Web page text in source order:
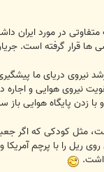
متفاوتی در مورد
ها قرار گرفته است.
رشد نیروی دریای ما
نیروی هوایی و
زدن پایگاه هوایی
مثل کودکی که اگر
ریل را با پرچم